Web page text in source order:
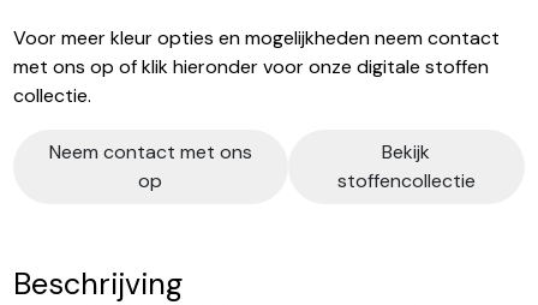
Voor meer kleur opties en mogelijkheden neem contact
met ons op of klik hieronder voor onze digitale stoffen
collectie.
Neem contact met ons
op
Bekijk
stoffencollectie
Beschrijving